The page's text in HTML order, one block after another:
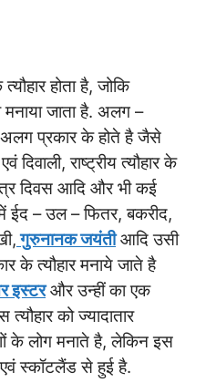
होता है, जोकि
जाता है. अलग –
अलग प्रकार के होते है जैसे
दिवाली, राष्ट्रीय त्यौहार के
दिवस आदि और भी कई
ईद – उल – फितर, बकरीद,
गुरुनानक जयंतीआदि उसी
के त्यौहार मनाये जाते है
इस्टरऔर उन्हीं का एक
त्यौहार को ज्यादातार
के लोग मनाते है, लेकिन इस
स्कॉटलैंड से हुई है.